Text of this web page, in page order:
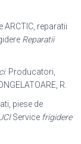
ARCTIC, reparatii
Reparatii
. Producatori,
R.
piese de
Service frigidere